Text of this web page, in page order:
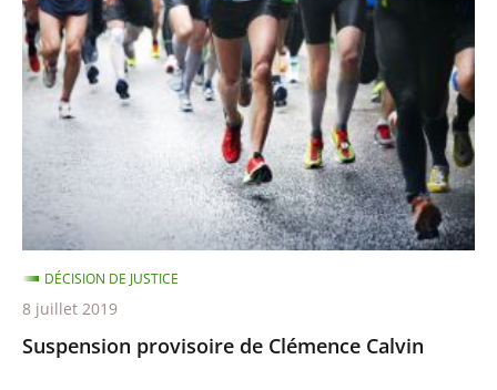
de
Clémence
Calvin
Suspension provisoire de Clémence Calvin
DÉCISION DE JUSTICE
8 juillet 2019